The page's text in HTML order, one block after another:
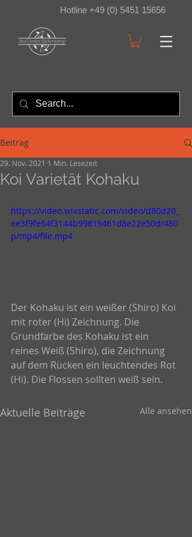
Hotline +49 (0) 5451 15656
Beitrag
Koi Varietät Kohaku
29. Nov. 2021 1 Min. Lesezeit
https://video.wixstatic.com/video/d80d20_
ee3f9fe64f3144b99619461d8e22e50d/480
p/mp4/file.mp4
Der Kohaku ist ein weißer (Shiro) Koi
mit roter (Hi) Zeichnung. Die
Grundfarbe des Kohaku ist ein
reines Weiß (Shiro), die Zeichnung
auf dem Rücken ein leuchtendes Rot
(Hi). Die Flossen sollten weiß sein.
Aktuelle Beiträge Alle ansehen